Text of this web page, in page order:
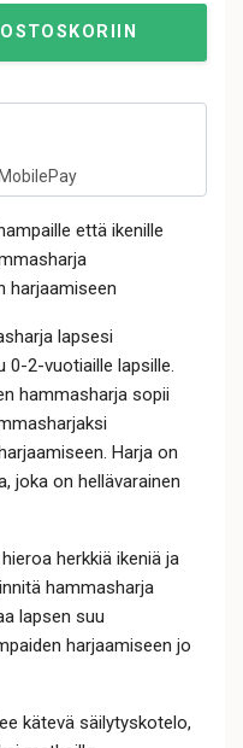
että ikenille
harjaamiseen
lapsesi
0-2-vuotiaille lapsille.
hammasharja sopii
Harja on
joka on hellävarainen
herkkiä ikeniä ja
hammasharja
lapsen suu
harjaamiseen jo
kätevä säilytyskotelo,